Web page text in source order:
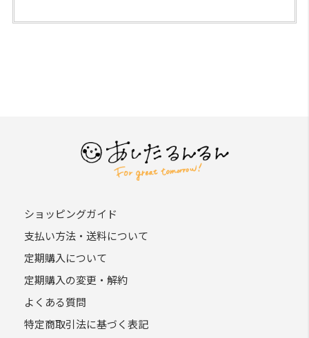
ショッピングガイド
支払い方法・送料について
定期購入について
定期購入の変更・解約
よくある質問
特定商取引法に基づく表記